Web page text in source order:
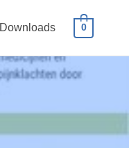
Downloads 0